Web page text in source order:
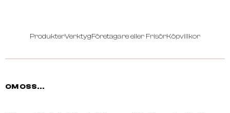
ProdukterVerktygFöretagare eller FrisörKöpvillkor
OM OSS...